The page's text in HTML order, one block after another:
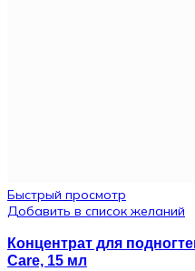
Быстрый просмотр
Добавить в список желаний
Концентрат для
Care, 15 мл